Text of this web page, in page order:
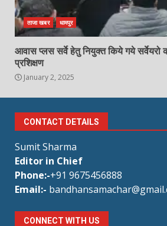
ताजा खबर धामपुर
आवास प्लस सर्वे हेतु नियुक्त किये गये सर्वेयरो को
प्रशिक्षण
January 2, 2025
CONTACT DETAILS
Sumit Sharma
Editor in Chief
Phone:-+91 9675456888
Email:-
CONNECT WITH US